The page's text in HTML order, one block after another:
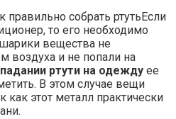
Если
то его необходимо
вещества не
воздуха и не попали на
ртути на одежду ее
В этом случае вещи
как этот металл практически